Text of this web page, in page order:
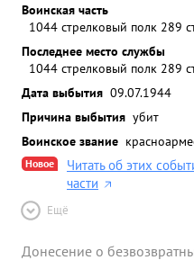
Воинская часть
1044 стрелковый полк 289
Последнее место службы
1044 стрелковый полк 289
Дата выбытия 09.07.1944
Причина выбытия убит
Воинское звание
Новое
Читать об этих
части
Ещё
Донесение о